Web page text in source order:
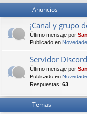
Anuncios
¡Canal y grupo
Último mensaje por
Publicado en
Servidor
Último mensaje por
Publicado en
Respuestas: 63
Temas